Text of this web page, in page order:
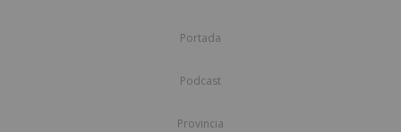
Portada
Podcast
Provincia